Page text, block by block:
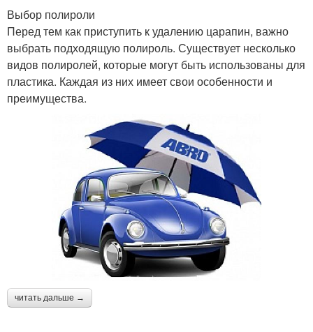
Выбор полироли
Перед тем как приступить к удалению царапин, важно
выбрать подходящую полироль. Существует несколько
видов полиролей, которые могут быть использованы для
пластика. Каждая из них имеет свои особенности и
преимущества.
читать дальше →